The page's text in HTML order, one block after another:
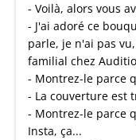
- Voilà, alors vous
- J'ai adoré ce
parle, je n'ai pas
familial chez
- Montrez-le parce
- La couverture est
- Montrez-le parce
Insta, ça...